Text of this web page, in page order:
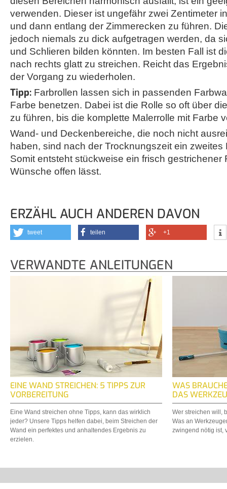
verwenden. Dieser ist ungefähr zwei Zentimeter
und dann entlang der Zimmerecken zu führen.
jedoch niemals zu dick aufgetragen werden, da
und Schlieren bilden könnten. Im besten Fall ist
nach rechts glatt zu streichen. Reicht das
der Vorgang zu wiederholen.
Tipp: Farbrollen lassen sich in passenden
Farbe benetzen. Dabei ist die Rolle so oft über
zu führen, bis die komplette Malerrolle mit Farbe
Wand- und Deckenbereiche, die noch nicht
haben, sind nach der Trocknungszeit ein zweites
Somit entsteht stückweise ein frisch gestrichener
Wünsche offen lässt.
ERZÄHL AUCH ANDEREN DAVON
tweet teilen +1
VERWANDTE ANLEITUNGEN
EINE WAND STREICHEN: 5 TIPPS ZUR
VORBEREITUNG
Eine Wand streichen ohne Tipps, kann das wirklich
jeder? Unsere Tipps helfen dabei, beim Streichen der
Wand ein perfektes und anhaltendes Ergebnis zu
erzielen.
WAS
DAS
Wer streichen will,
Was an
zwingend nötig ist,